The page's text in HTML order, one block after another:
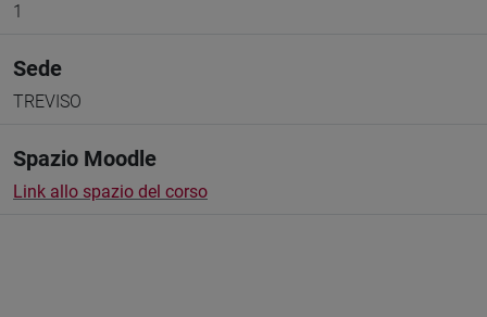
1
Sede
TREVISO
Spazio Moodle
Link allo spazio del corso